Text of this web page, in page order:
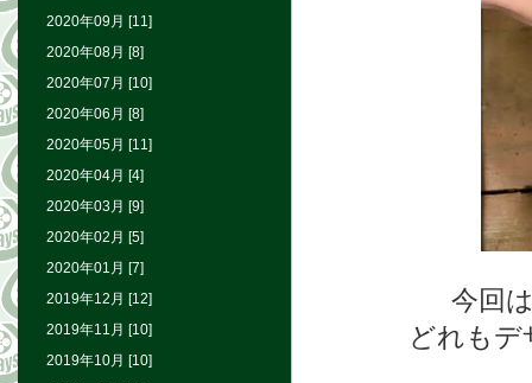
今回
どれもデ
2020年09月 [11]
2020年08月 [8]
2020年07月 [10]
2020年06月 [8]
2020年05月 [11]
2020年04月 [4]
2020年03月 [9]
2020年02月 [5]
2020年01月 [7]
2019年12月 [12]
2019年11月 [10]
2019年10月 [10]